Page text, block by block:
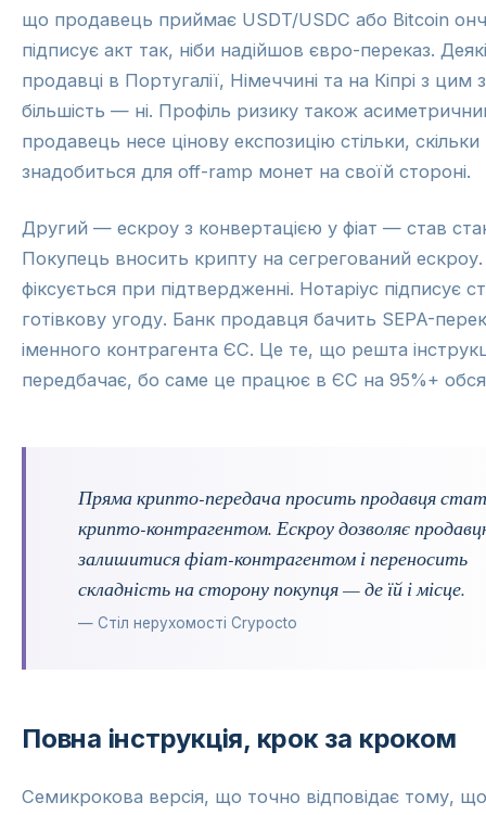
що продавець приймає USDT/USDC або Bitcoin
підписує акт так, ніби надійшов євро-переказ.
продавці в Португалії, Німеччині та на Кіпрі з цим
більшість — ні. Профіль ризику також
продавець несе цінову експозицію стільки,
знадобиться для off-ramp монет на своїй стороні.
Другий — ескроу з конвертацією у фіат — став
Покупець вносить крипту на сегрегований ескроу.
фіксується при підтвердженні. Нотаріус підписує
готівкову угоду. Банк продавця бачить SEPA-
іменного контрагента ЄС. Це те, що решта
передбачає, бо саме це працює в ЄС на 95%+
Пряма крипто-передача просить продавця
крипто-контрагентом. Ескроу дозволяє
залишитися фіат-контрагентом і переносить
складність на сторону покупця — де їй і місце.
— Стіл нерухомості Crypocto
Повна інструкція, крок за кроком
Семикрокова версія, що точно відповідає тому, що